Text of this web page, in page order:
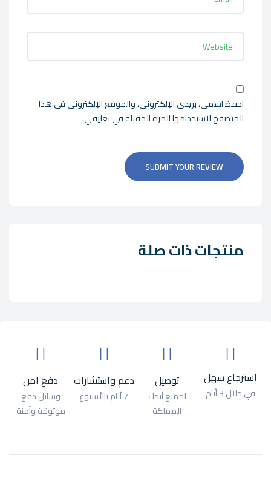
احفظ اسمي، بريدي الإلكتروني، والموقع الإلكتروني في هذا
المتصفح لاستخدامها المرة المقبلة في تعليقي.
SUBMIT YOUR REVIEW
منتجات ذات صلة
استرجاع سهل
في خلال 3 أيام
توصيل
لجميع أنحاء
المملكة
دعم واستشارات
7 أيام بالأسبوع
دفع آمن
وسائل دفع
موثوقة وآمنة